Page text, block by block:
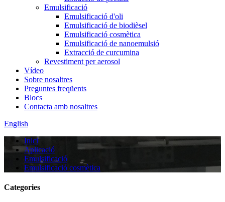
Emulsificació
Emulsificació d'oli
Emulsificació de biodièsel
Emulsificació cosmètica
Emulsificació de nanoemulsió
Extracció de curcumina
Revestiment per aerosol
Vídeo
Sobre nosaltres
Preguntes freqüents
Blocs
Contacta amb nosaltres
English
Inici
Aplicació
Emulsificació
Emulsificació cosmètica
Categories